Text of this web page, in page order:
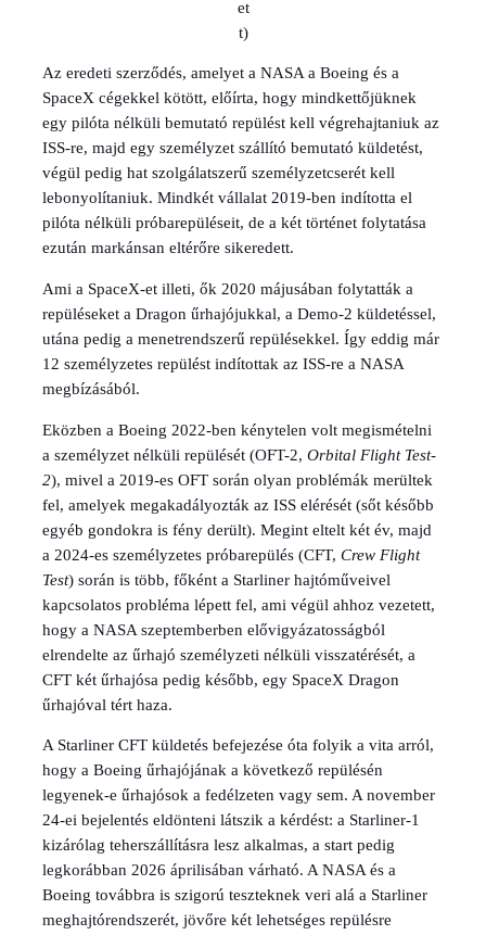
et
t)
Az eredeti szerződés, amelyet a NASA a Boeing és a
SpaceX cégekkel kötött, előírta, hogy mindkettőjüknek
egy pilóta nélküli bemutató repülést kell végrehajtaniuk az
ISS-re, majd egy személyzet szállító bemutató küldetést,
végül pedig hat szolgálatszerű személyzetcserét kell
lebonyolítaniuk. Mindkét vállalat 2019-ben indította el
pilóta nélküli próbarepüléseit, de a két történet folytatása
ezután markánsan eltérőre sikeredett.
Ami a SpaceX-et illeti, ők 2020 májusában folytatták a
repüléseket a Dragon űrhajójukkal, a Demo-2 küldetéssel,
utána pedig a menetrendszerű repülésekkel. Így eddig már
12 személyzetes repülést indítottak az ISS-re a NASA
megbízásából.
Eközben a Boeing 2022-ben kénytelen volt megismételni
a személyzet nélküli repülését (OFT-2,Orbital Flight Test-
2), mivel a 2019-es OFT során olyan problémák merültek
fel, amelyek megakadályozták az ISS elérését (sőt később
egyéb gondokra is fény derült). Megint eltelt két év, majd
a 2024-es személyzetes próbarepülés (CFT,Crew Flight
Test) során is több, főként a Starliner hajtóműveivel
kapcsolatos probléma lépett fel, ami végül ahhoz vezetett,
hogy a NASA szeptemberben elővigyázatosságból
elrendelte az űrhajó személyzeti nélküli visszatérését, a
CFT két űrhajósa pedig később, egy SpaceX Dragon
űrhajóval tért haza.
A Starliner CFT küldetés befejezése óta folyik a vita arról,
hogy a Boeing űrhajójának a következő repülésén
legyenek-e űrhajósok a fedélzeten vagy sem. A november
24-ei bejelentés eldönteni látszik a kérdést: a Starliner-1
kizárólag teherszállításra lesz alkalmas, a start pedig
legkorábban 2026 áprilisában várható. A NASA és a
Boeing továbbra is szigorú teszteknek veri alá a Starliner
meghajtórendszerét, jövőre két lehetséges repülésre